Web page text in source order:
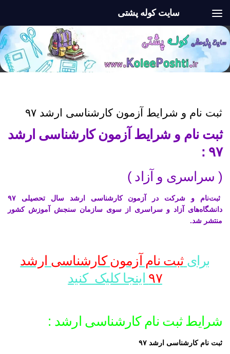
سایت کوله پشتی
ثبت نام و شرایط آزمون کارشناسی ارشد ۹۷
ثبت نام و شرایط آزمون کارشناسی ارشد
۹۷ :
( سراسری و آزاد )
ثبت‌نام و شرکت در آزمون کارشناسی ارشد سال تحصیلی ۹۷
دانشگاه‌های آزاد و سراسری از سوی سازمان سنجش آموزش کشور
منتشر شد.
برایثبت نام آزمون کارشناسی ارشد
۹۷ اینجا کلیک کنید
شرایط ثبت نام کارشناسی ارشد :
ثبت نام کارشناسی ارشد ۹۷